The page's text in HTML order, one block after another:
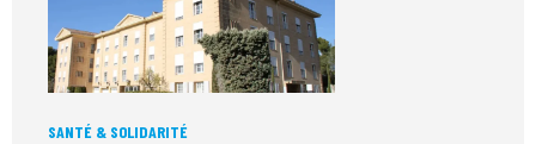
SANTÉ & SOLIDARITÉ